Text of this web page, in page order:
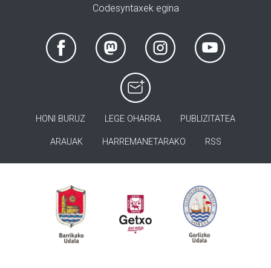
Codesyntaxek egina
HONI BURUZ LEGE OHARRA PUBLIZITATEA
ARAUAK HARREMANETARAKO RSS